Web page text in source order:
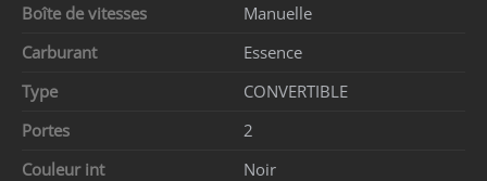
Boîte de vitesses
Manuelle
Carburant
Essence
Type
CONVERTIBLE
Portes
2
Couleur int
Noir